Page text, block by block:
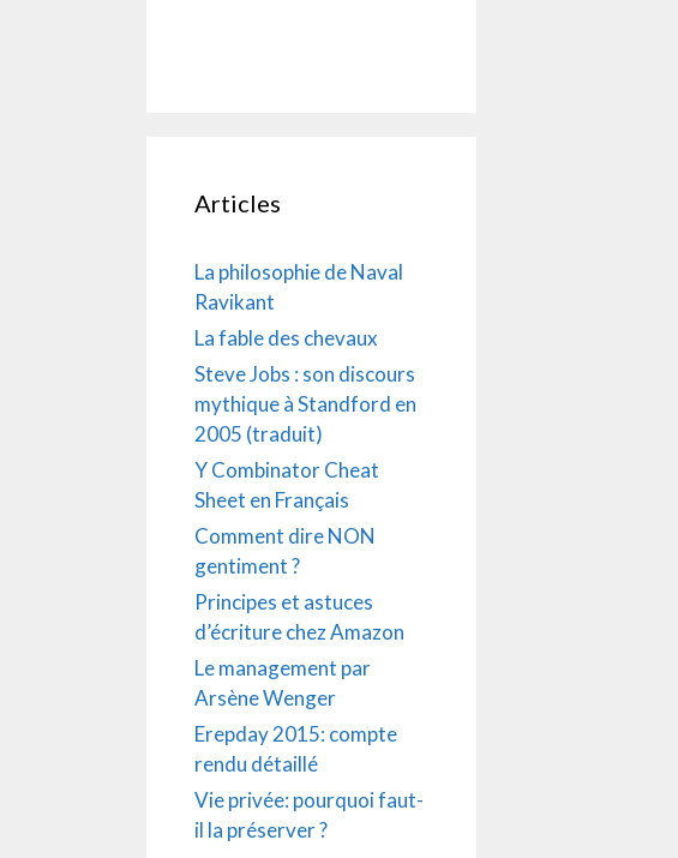
Articles
La philosophie de Naval
Ravikant
La fable des chevaux
Steve Jobs : son discours
mythique à Standford en
2005 (traduit)
Y Combinator Cheat
Sheet en Français
Comment dire NON
gentiment ?
Principes et astuces
d’écriture chez Amazon
Le management par
Arsène Wenger
Erepday 2015: compte
rendu détaillé
Vie privée: pourquoi faut-
il la préserver ?